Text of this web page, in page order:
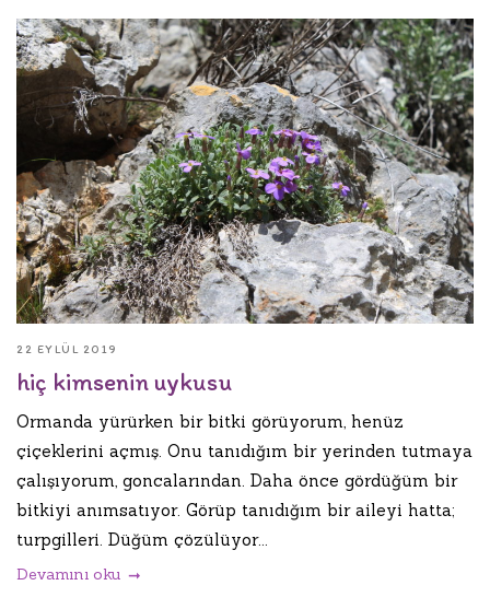
22 EYLÜL 2019
hiç kimsenin uykusu
Ormanda yürürken bir bitki görüyorum, henüz
çiçeklerini açmış. Onu tanıdığım bir yerinden tutmaya
çalışıyorum, goncalarından. Daha önce gördüğüm bir
bitkiyi anımsatıyor. Görüp tanıdığım bir aileyi hatta;
turpgilleri. Düğüm çözülüyor...
Devamını oku